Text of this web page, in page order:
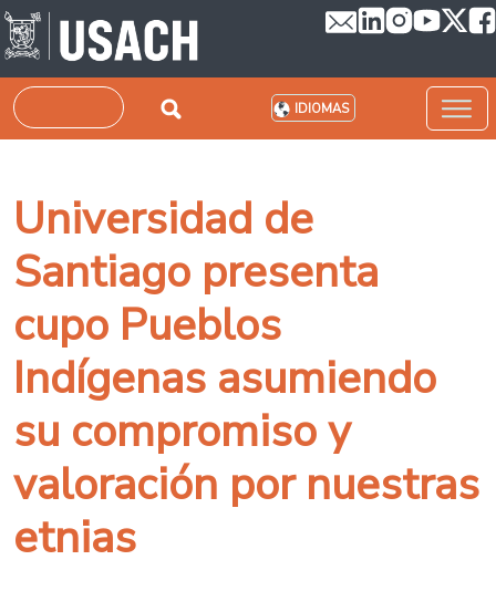
Pasar al contenido principal
Buscar IDIOMAS
Universidad de
Santiago presenta
cupo Pueblos
Indígenas asumiendo
su compromiso y
valoración por nuestras
etnias